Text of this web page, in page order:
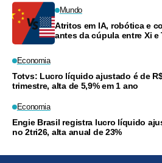
Mundo
Atritos em IA, robótica e
antes da cúpula entre Xi e
Economia
Totvs: Lucro líquido ajustado é de
trimestre, alta de 5,9% em 1 ano
Economia
Engie Brasil registra lucro líquido
no 2tri26, alta anual de 23%